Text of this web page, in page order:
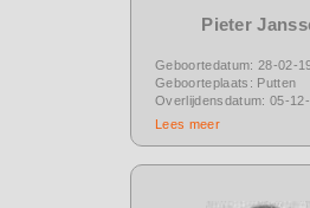
Pieter
Geboortedatum: 28-02-
Geboorteplaats: Putten
Overlijdensdatum: 05-
Lees meer